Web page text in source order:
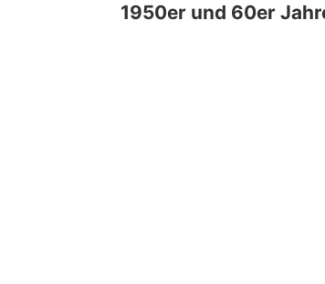
1950er und 60er